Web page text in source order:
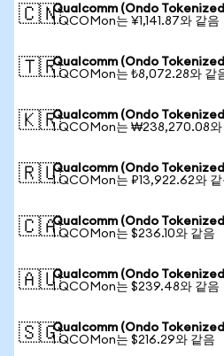
🇨🇳Qualcomm (Ondo
1 QCOMon는 ¥1,141.87와 같음
🇹🇷Qualcomm (Ondo
1 QCOMon는 ₺8,072.28와 같
🇰🇷Qualcomm (Ondo
1 QCOMon는 ₩238,270.08와
🇷🇺Qualcomm (Ondo
1 QCOMon는 ₽13,922.62와 같
🇨🇦Qualcomm (Ondo
1 QCOMon는 $236.10와 같음
🇦🇺Qualcomm (Ondo
1 QCOMon는 $239.48와 같음
🇸🇬Qualcomm (Ondo
1 QCOMon는 $216.29와 같음